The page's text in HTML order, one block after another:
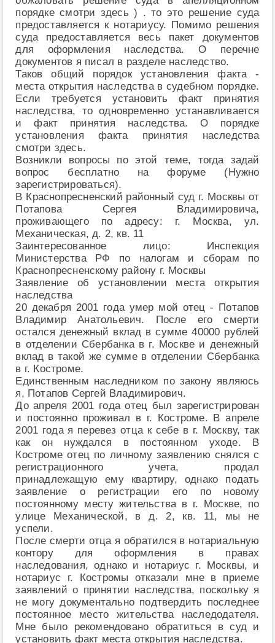
порядке смотри здесь ) . то это решение суда
предоставляется к нотариусу. Помимо решения
суда предоставляется весь пакет документов
для оформления наследства. О перечне
документов я писал в разделе наследство.
Таков общий порядок установления факта -
места открытия наследства в судебном порядке.
Если требуется установить факт принятия
наследства, то одновременно устанавливается
и факт принятия наследства. О порядке
установления факта принятия наследства
смотри здесь.
Возникли вопросы по этой теме, тогда задай
вопрос бесплатно на форуме (Нужно
зарегистрироваться).
В Краснопресненский районный суд г. Москвы от
Потапова Сергея Владимировича,
проживающего по адресу: г. Москва, ул.
Механическая, д. 2, кв. 11
Заинтересованное лицо: Инспекция
Министерства РФ по налогам и сборам по
Краснопресненскому району г. Москвы
Заявление об установлении места открытия
наследства
20 декабря 2001 года умер мой отец - Потапов
Владимир Анатольевич. После его смерти
остался денежный вклад в сумме 40000 рублей
в отделении Сбербанка в г. Москве и денежный
вклад в такой же сумме в отделении Сбербанка
в г. Костроме.
Единственным наследником по закону являюсь
я, Потапов Сергей Владимирович.
До апреля 2001 года отец был зарегистрирован
и постоянно проживал в г. Костроме. В апреле
2001 года я перевез отца к себе в г. Москву, так
как он нуждался в постоянном уходе. В
Костроме отец по личному заявлению снялся с
регистрационного учета, продал
принадлежащую ему квартиру, однако подать
заявление о регистрации его по новому
постоянному месту жительства в г. Москве, по
улице Механической, в д. 2, кв. 11, мы не
успели.
После смерти отца я обратился в нотариальную
контору для оформления в правах
наследования, однако и нотариус г. Москвы, и
нотариус г. Костромы отказали мне в приеме
заявлений о принятии наследства, поскольку я
не могу документально подтвердить последнее
постоянное место жительства наследодателя.
Мне было рекомендовано обратиться в суд и
установить факт места открытия наследства.